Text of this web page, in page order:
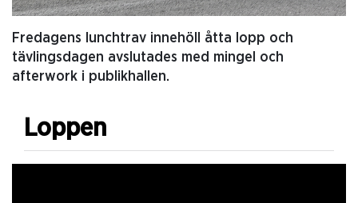
Fredagens lunchtrav innehöll åtta lopp och
tävlingsdagen avslutades med mingel och
afterwork i publikhallen.
Loppen